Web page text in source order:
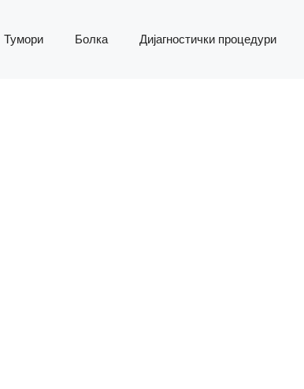
Тумори Болка Дијагностички процедури